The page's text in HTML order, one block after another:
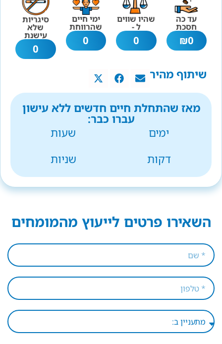
עד כה
חסכת
0
₪
שהיו שווים
ל -
0
ימי חיים
שהרווחת
0
סיגריות
שלא
עישנת
0
שיתוף מהיר
מאז שהתחלת חיים חדשים ללא עישון
עברו כבר:
ימים
שעות
דקות
שניות
השאירו פרטים לייעוץ מהמומחים